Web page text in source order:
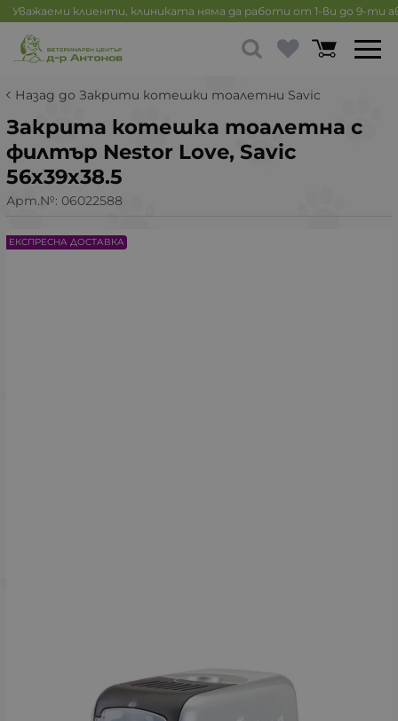
Уважаеми клиенти, клиниката няма да работи от 1-ви до 9-ти
Назад до Закрити котешки тоалетни Savic
Закрита котешка тоалетна с
филтър Nestor Love, Savic
56x39x38.5
Арт.№: 06022588
ЕКСПРЕСНА ДОСТАВКА